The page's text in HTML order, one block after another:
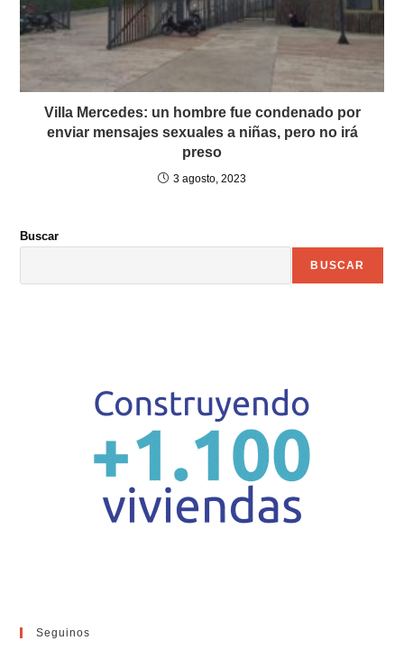
Villa Mercedes: un hombre fue condenado por
enviar mensajes sexuales a niñas, pero no irá
preso
3 agosto, 2023
Buscar
BUSCAR
Seguinos